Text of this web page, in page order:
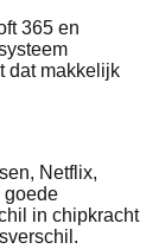
365 en
dat makkelijk
Netflix,
goede
in chipkracht